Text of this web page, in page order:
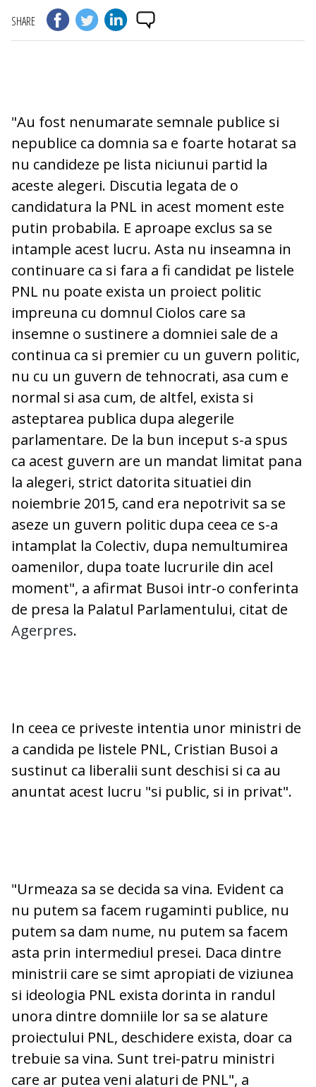
SHARE
"Au fost nenumarate semnale publice si
nepublice ca domnia sa e foarte hotarat sa
nu candideze pe lista niciunui partid la
aceste alegeri. Discutia legata de o
candidatura la PNL in acest moment este
putin probabila. E aproape exclus sa se
intample acest lucru. Asta nu inseamna in
continuare ca si fara a fi candidat pe listele
PNL nu poate exista un proiect politic
impreuna cu domnul Ciolos care sa
insemne o sustinere a domniei sale de a
continua ca si premier cu un guvern politic,
nu cu un guvern de tehnocrati, asa cum e
normal si asa cum, de altfel, exista si
asteptarea publica dupa alegerile
parlamentare. De la bun inceput s-a spus
ca acest guvern are un mandat limitat pana
la alegeri, strict datorita situatiei din
noiembrie 2015, cand era nepotrivit sa se
aseze un guvern politic dupa ceea ce s-a
intamplat la Colectiv, dupa nemultumirea
oamenilor, dupa toate lucrurile din acel
moment", a afirmat Busoi intr-o conferinta
de presa la Palatul Parlamentului, citat de
Agerpres.
In ceea ce priveste intentia unor ministri de
a candida pe listele PNL, Cristian Busoi a
sustinut ca liberalii sunt deschisi si ca au
anuntat acest lucru "si public, si in privat".
"Urmeaza sa se decida sa vina. Evident ca
nu putem sa facem rugaminti publice, nu
putem sa dam nume, nu putem sa facem
asta prin intermediul presei. Daca dintre
ministrii care se simt apropiati de viziunea
si ideologia PNL exista dorinta in randul
unora dintre domniile lor sa se alature
proiectului PNL, deschidere exista, doar ca
trebuie sa vina. Sunt trei-patru ministri
care ar putea veni alaturi de PNL", a